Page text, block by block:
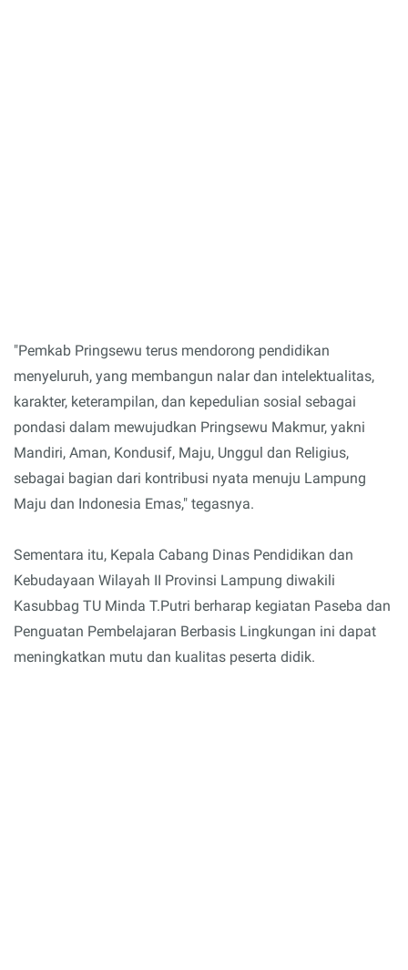
"Pemkab Pringsewu terus mendorong pendidikan
menyeluruh, yang membangun nalar dan intelektualitas,
karakter, keterampilan, dan kepedulian sosial sebagai
pondasi dalam mewujudkan Pringsewu Makmur, yakni
Mandiri, Aman, Kondusif, Maju, Unggul dan Religius,
sebagai bagian dari kontribusi nyata menuju Lampung
Maju dan Indonesia Emas," tegasnya.
Sementara itu, Kepala Cabang Dinas Pendidikan dan
Kebudayaan Wilayah II Provinsi Lampung diwakili
Kasubbag TU Minda T.Putri berharap kegiatan Paseba dan
Penguatan Pembelajaran Berbasis Lingkungan ini dapat
meningkatkan mutu dan kualitas peserta didik.